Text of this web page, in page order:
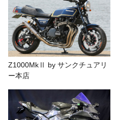
Z1000MkⅡ by サンクチュアリ
ー本店